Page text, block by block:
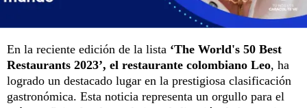
En la reciente edición de la lista ‘The World's 50 Best
Restaurants 2023’, el restaurante colombiano Leo, ha
logrado un destacado lugar en la prestigiosa clasificación
gastronómica. Esta noticia representa un orgullo para el